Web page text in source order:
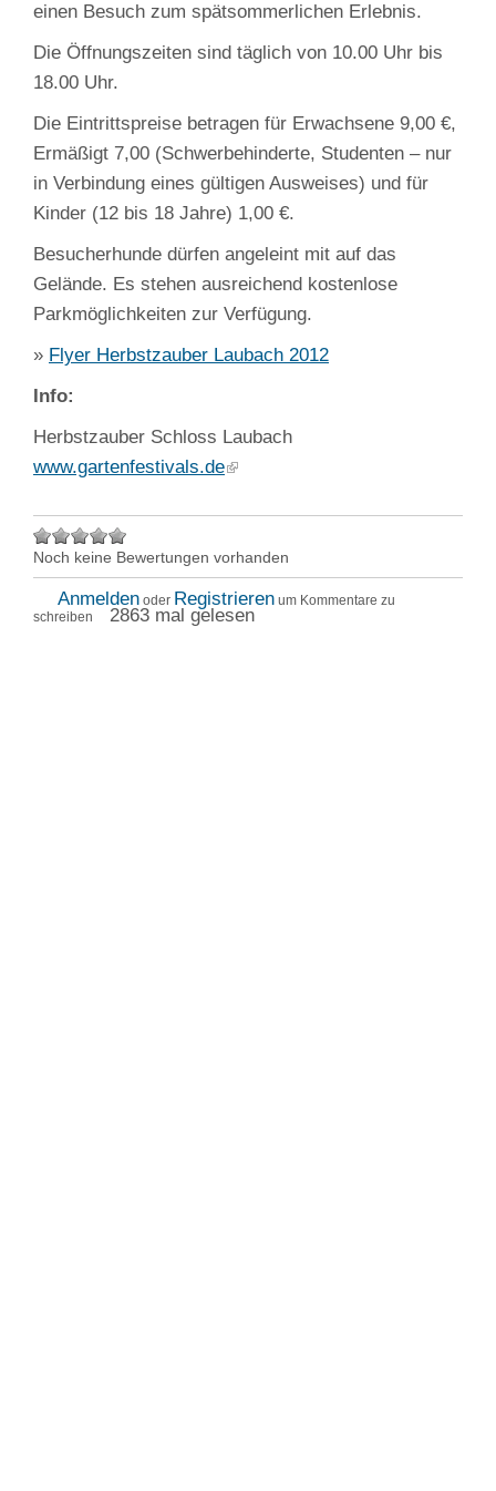
einen Besuch zum spätsommerlichen Erlebnis.
Die Öffnungszeiten sind täglich von 10.00 Uhr bis
18.00 Uhr.
Die Eintrittspreise betragen für Erwachsene 9,00 €,
Ermäßigt 7,00 (Schwerbehinderte, Studenten – nur
in Verbindung eines gültigen Ausweises) und für
Kinder (12 bis 18 Jahre) 1,00 €.
Besucherhunde dürfen angeleint mit auf das
Gelände. Es stehen ausreichend kostenlose
Parkmöglichkeiten zur Verfügung.
» Flyer Herbstzauber Laubach 2012
Info:
Herbstzauber Schloss Laubach
www.gartenfestivals.de
Noch keine Bewertungen vorhanden
Anmelden oder Registrieren um Kommentare zu
schreiben
2863 mal gelesen